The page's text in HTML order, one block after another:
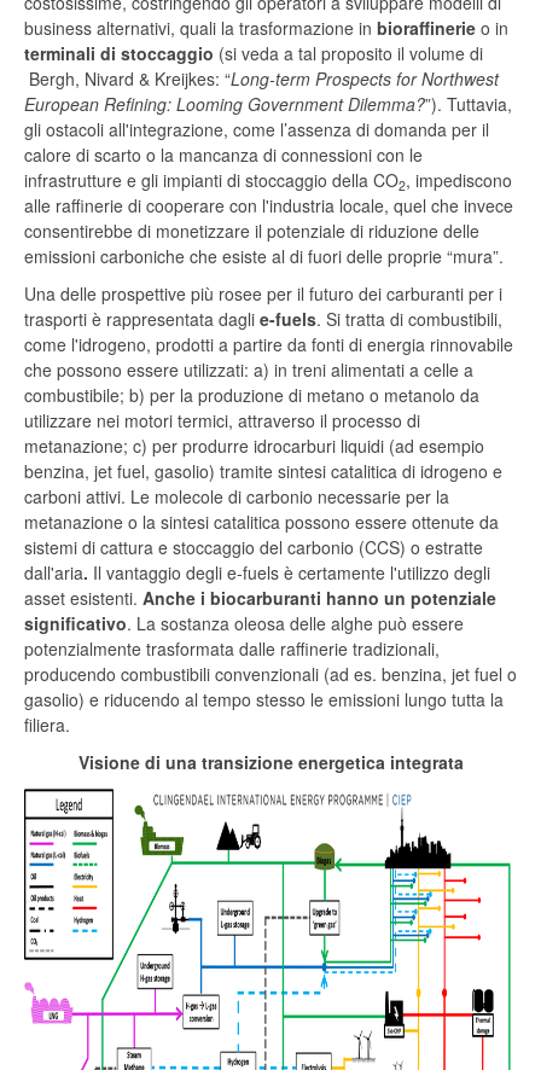
business alternativi, quali la trasformazione in bioraffinerie o in
terminali di stoccaggio (si veda a tal proposito il volume di
Bergh, Nivard & Kreijkes: “Long-term Prospects for Northwest
European Refining: Looming Government Dilemma?”). Tuttavia,
gli ostacoli all'integrazione, come l’assenza di domanda per il
calore di scarto o la mancanza di connessioni con le
infrastrutture e gli impianti di stoccaggio della CO2, impediscono
alle raffinerie di cooperare con l'industria locale, quel che invece
consentirebbe di monetizzare il potenziale di riduzione delle
emissioni carboniche che esiste al di fuori delle proprie “mura”.
Una delle prospettive più rosee per il futuro dei carburanti per i
trasporti è rappresentata dagli e-fuels. Si tratta di combustibili,
come l'idrogeno, prodotti a partire da fonti di energia rinnovabile
che possono essere utilizzati: a) in treni alimentati a celle a
combustibile; b) per la produzione di metano o metanolo da
utilizzare nei motori termici, attraverso il processo di
metanazione; c) per produrre idrocarburi liquidi (ad esempio
benzina, jet fuel, gasolio) tramite sintesi catalitica di idrogeno e
carboni attivi. Le molecole di carbonio necessarie per la
metanazione o la sintesi catalitica possono essere ottenute da
sistemi di cattura e stoccaggio del carbonio (CCS) o estratte
dall'aria. Il vantaggio degli e-fuels è certamente l'utilizzo degli
asset esistenti. Anche i biocarburanti hanno un potenziale
significativo. La sostanza oleosa delle alghe può essere
potenzialmente trasformata dalle raffinerie tradizionali,
producendo combustibili convenzionali (ad es. benzina, jet fuel o
gasolio) e riducendo al tempo stesso le emissioni lungo tutta la
filiera.
Visione di una transizione energetica integrata